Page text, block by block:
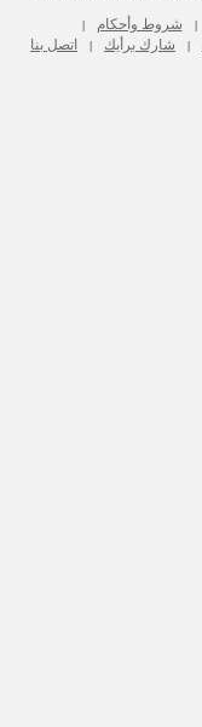
| شروط وأحكام |
| شارك برأيك | اتصل بنا